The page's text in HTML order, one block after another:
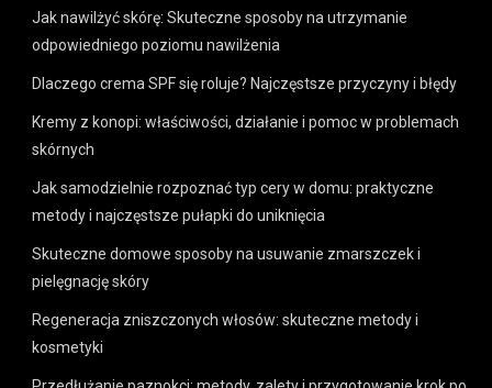
Jak nawilżyć skórę: Skuteczne sposoby na utrzymanie
odpowiedniego poziomu nawilżenia
Dlaczego crema SPF się roluje? Najczęstsze przyczyny i błędy
Kremy z konopi: właściwości, działanie i pomoc w problemach
skórnych
Jak samodzielnie rozpoznać typ cery w domu: praktyczne
metody i najczęstsze pułapki do uniknięcia
Skuteczne domowe sposoby na usuwanie zmarszczek i
pielęgnację skóry
Regeneracja zniszczonych włosów: skuteczne metody i
kosmetyki